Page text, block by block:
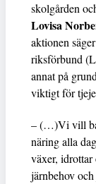
skolgården
Lovisa
aktionen
riksförbund
annat på
viktigt för
– (…)Vi vill
näring alla
växer,
järnbehov